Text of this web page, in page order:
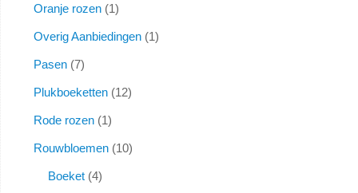
Oranje rozen 1
Overig Aanbiedingen 1
Pasen 7
Plukboeketten 12
Rode rozen 1
Rouwbloemen 10
Boeket 4